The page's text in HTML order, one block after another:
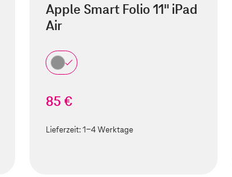
Apple Smart Folio 11" iPad
Air
85 €
Lieferzeit:1-4 Werktage